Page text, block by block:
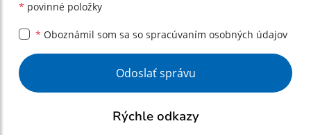
* povinné položky
* Oboznámil som sa so spracúvaním osobných údajov
Google reCaptcha Response
Odoslať správu
Rýchle odkazy